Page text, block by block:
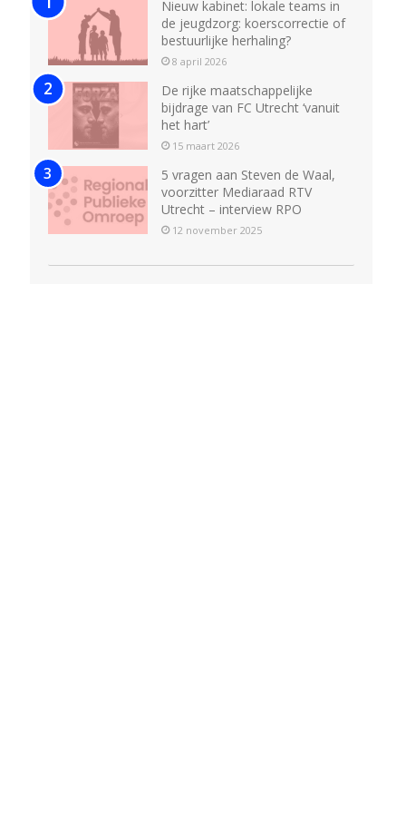
Nieuw kabinet: lokale teams in
de jeugdzorg: koerscorrectie of
bestuurlijke herhaling?
8 april 2026
De rijke maatschappelijke
bijdrage van FC Utrecht ‘vanuit
het hart’
15 maart 2026
5 vragen aan Steven de Waal,
voorzitter Mediaraad RTV
Utrecht – interview RPO
12 november 2025